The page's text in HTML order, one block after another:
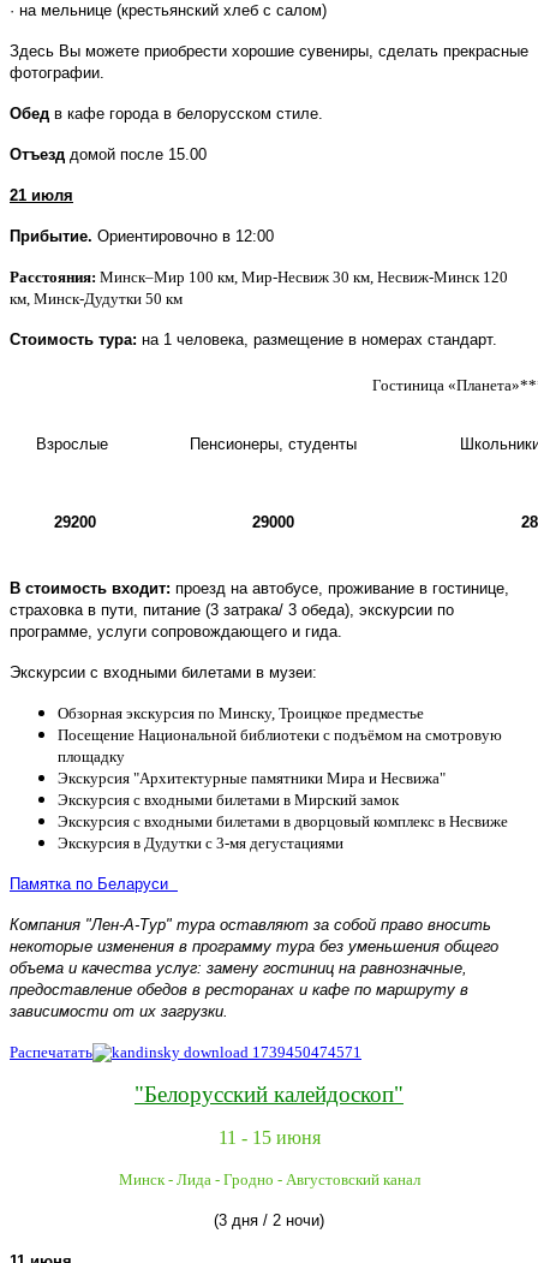
· на мельнице (крестьянский хлеб с салом)
Здесь Вы можете приобрести хорошие сувениры, сделать прекрасные
фотографии.
Обед в кафе города в белорусском стиле.
Отъезд домой после 15.00
21 июля
Прибытие. Ориентировочно в 12:00
Расстояния: Минск–Мир 100 км, Мир-Несвиж 30 км, Несвиж-Минск 120
км, Минск-Дудутки 50 км
Стоимость тура: на 1 человека, размещение в номерах стандарт.
Гостиница
Взрослые Пенсионеры, студенты
29200 29000
В стоимость входит: проезд на автобусе, проживание в гостинице,
страховка в пути, питание (3 затрака/ 3 обеда), экскурсии по
программе, услуги сопровождающего и гида.
Экскурсии с входными билетами в музеи:
Обзорная экскурсия по Минску, Троицкое предместье
Посещение Национальной библиотеки с подъёмом на смотровую
площадку
Экскурсия "Архитектурные памятники Мира и Несвижа"
Экскурсия с входными билетами в Мирский замок
Экскурсия с входными билетами в дворцовый комплекс в Несвиже
Экскурсия в Дудутки с 3-мя дегустациями
Памятка по Беларуси
Компания "Лен-А-Тур" тура оставляют за собой право вносить
некоторые изменения в программу тура без уменьшения общего
объема и качества услуг: замену гостиниц на равнозначные,
предоставление обедов в ресторанах и кафе по маршруту в
зависимости от их загрузки.
Распечатать
"Белорусский калейдоскоп"
11 - 15 июня
Минск - Лида - Гродно - Августовский канал
(3 дня / 2 ночи)